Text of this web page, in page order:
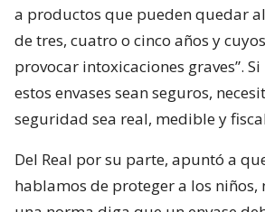
a productos que pueden quedar
de tres, cuatro o cinco años y
provocar intoxicaciones graves”.
estos envases sean seguros,
seguridad sea real, medible y
Del Real por su parte, apuntó a
hablamos de proteger a los niños,